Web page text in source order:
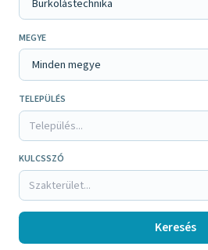
MEGYE
TELEPÜLÉS
KULCSSZÓ
Keresés